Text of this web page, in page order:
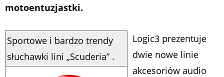
motoentuzjastki.
Sportowe i bardzo trendy
słuchawki lini „Scuderia” .
Logic3 prezentuje
dwie nowe linie
akcesoriów audio